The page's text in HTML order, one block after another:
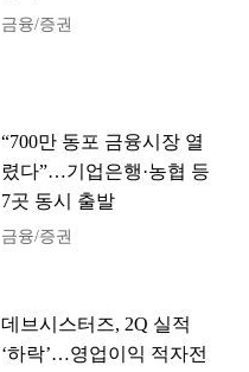
금융/증권
“700만 동포 금융시장 열
렸다”…기업은행·농협 등
7곳 동시 출발
금융/증권
데브시스터즈, 2Q 실적
‘하락’…영업이익 적자전